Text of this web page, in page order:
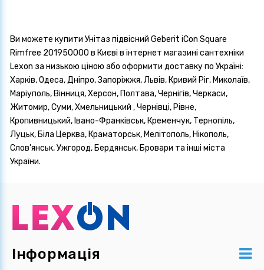
Ви можете купити Унітаз підвісний Geberit iCon Square
Rimfree 201950000 в Києві в інтернет магазині сантехніки
Lexon за низькою ціною або оформити доставку по Україні:
Харків, Одеса, Дніпро, Запоріжжя, Львів, Кривий Ріг, Миколаїв,
Маріуполь, Вінниця, Херсон, Полтава, Чернігів, Черкаси,
Житомир, Суми, Хмельницький , Чернівці, Рівне,
Кропивницький, Івано-Франківськ, Кременчук, Тернопіль,
Луцьк, Біла Церква, Краматорськ, Мелітополь, Нікополь,
Слов'янськ, Ужгород, Бердянськ, Бровари та інші міста
України.
Інформація